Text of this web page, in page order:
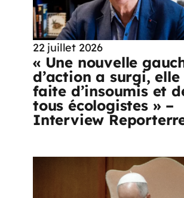
22 juillet 2026
« Une nouvelle
d’action a surgi, elle
faite d’insoumis et
tous écologistes » –
Interview